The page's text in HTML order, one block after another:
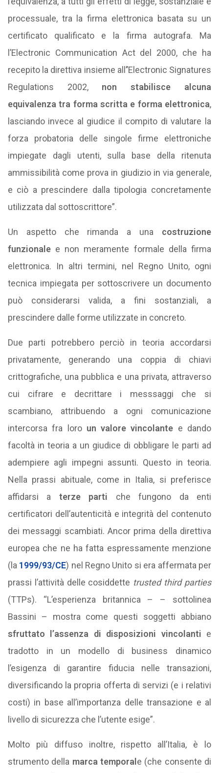
processuale, tra la firma elettronica basata su un
certificato qualificato e la firma autografa. Ma
l’Electronic Communication Act del 2000, che ha
recepito la direttiva insieme all’’Electronic Signatures
Regulations 2002, non stabilisce alcuna
equivalenza tra forma scritta e forma elettronica,
lasciando invece al giudice il compito di valutare la
forza probatoria delle singole firme elettroniche
impiegate dagli utenti, sulla base della ritenuta
ammissibilità come prova in giudizio in via generale,
e ciò a prescindere dalla tipologia concretamente
utilizzata dal sottoscrittore”.
Un aspetto che rimanda a una costruzione
funzionalee non meramente formale della firma
elettronica. In altri termini, nel Regno Unito, ogni
tecnica impiegata per sottoscrivere un documento
può considerarsi valida, a fini sostanziali, a
prescindere dalle forme utilizzate in concreto.
Due parti potrebbero perciò in teoria accordarsi
privatamente, generando una coppia di chiavi
crittografiche, una pubblica e una privata, attraverso
cui cifrare e decrittare i messsaggi che si
scambiano, attribuendo a ogni comunicazione
intercorsa fra loro un valore vincolante e dando
facoltà in teoria a un giudice di obbligare le parti ad
adempiere agli impegni assunti. Questo in teoria.
Nella prassi abituale, come in Italia, si preferisce
affidarsi a terze parti che fungono da enti
certificatori dell’autenticità e integrità del contenuto
dei messaggi scambiati. Ancor prima della direttiva
europea che ne ha fatta espressamente menzione
(la 1999/93/CE) nel Regno Unito si era affermata per
prassi l’attività delle cosiddette trusted third parties
(TTPs). “L’esperienza britannica – – sottolinea
Bassini – mostra come questi soggetti abbiano
sfruttato l’assenza di disposizioni vincolanti e
tradotto in un modello di business dinamico
l’esigenza di garantire fiducia nelle transazioni,
diversificando la propria offerta di servizi (e i relativi
costi) in base all’importanza delle transazione e al
livello di sicurezza che l’utente esige”.
Molto più diffuso inoltre, rispetto all’Italia, è lo
strumento della marca temporal e (che consente di